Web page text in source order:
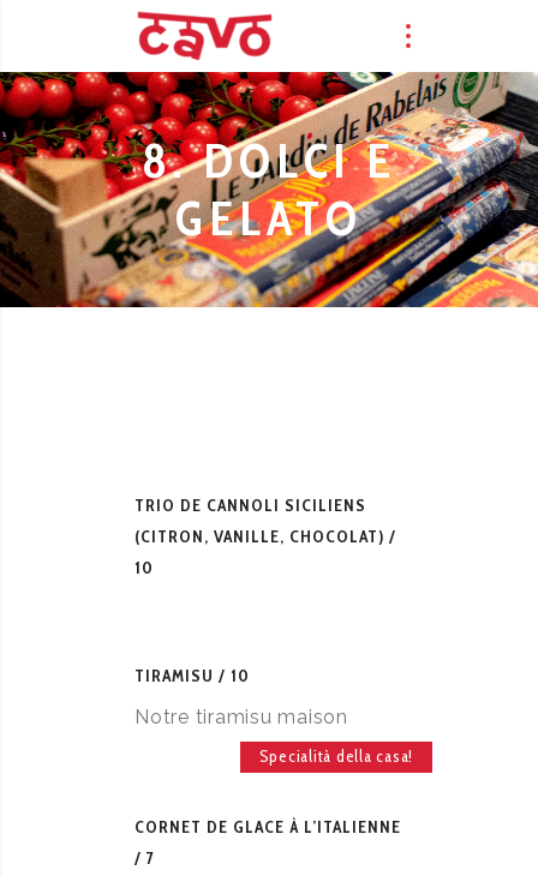
8. DOLCI E
GELATO
TRIO DE CANNOLI SICILIENS
(CITRON, VANILLE, CHOCOLAT)
10
TIRAMISU 10
Notre tiramisu maison
Specialità della casa!
CORNET DE GLACE À L’ITALIENNE
7